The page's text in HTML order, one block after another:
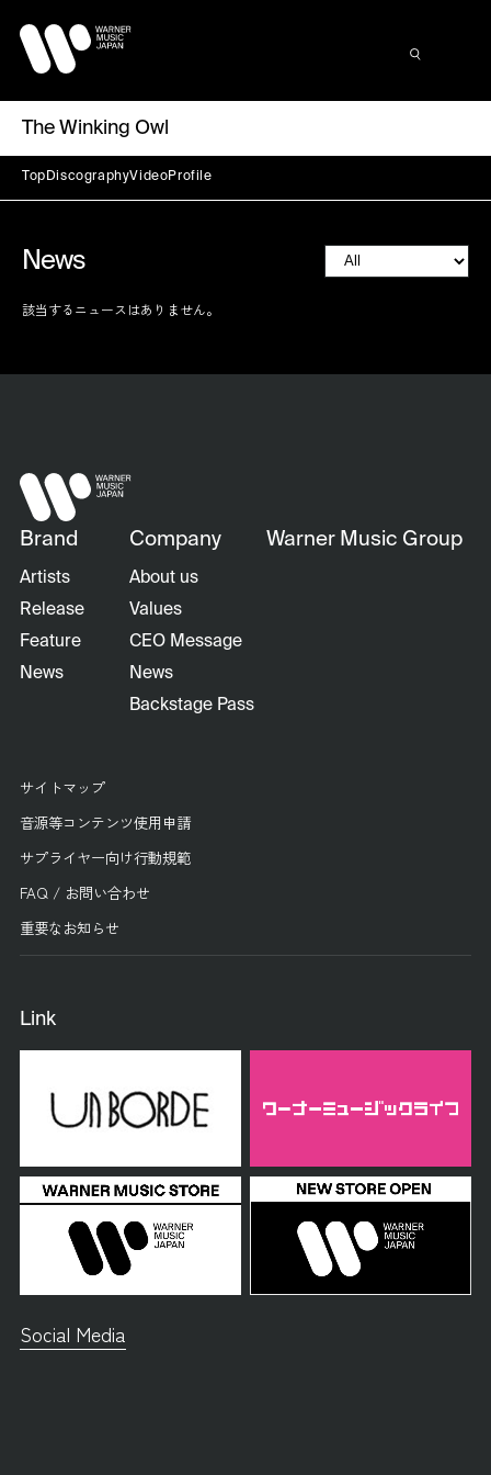
The Winking Owl
Top DiscographyVideoProfile
News
該当するニュースはありません。
Brand
Artists
Release
Feature
News
Company
About us
Values
CEO Message
News
Backstage Pass
Warner Music Group
サイトマップ
音源等コンテンツ使用申請
サプライヤー向け行動規範
FAQ / お問い合わせ
重要なお知らせ
Link
Social Media